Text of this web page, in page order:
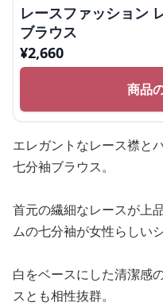
レースファッション
ブラウス
¥2,660
商品
エレガントなレース襟と
七分袖ブラウス。
首元の繊細なレースが上
ムの七分袖が女性らしい
白をベースにした清潔感
スとも相性抜群。